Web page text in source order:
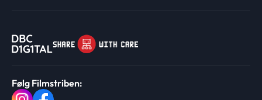
Følg Filmstriben: